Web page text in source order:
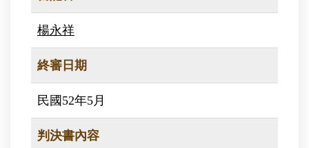
楊永祥
終審日期
民國52年5月
判決書內容